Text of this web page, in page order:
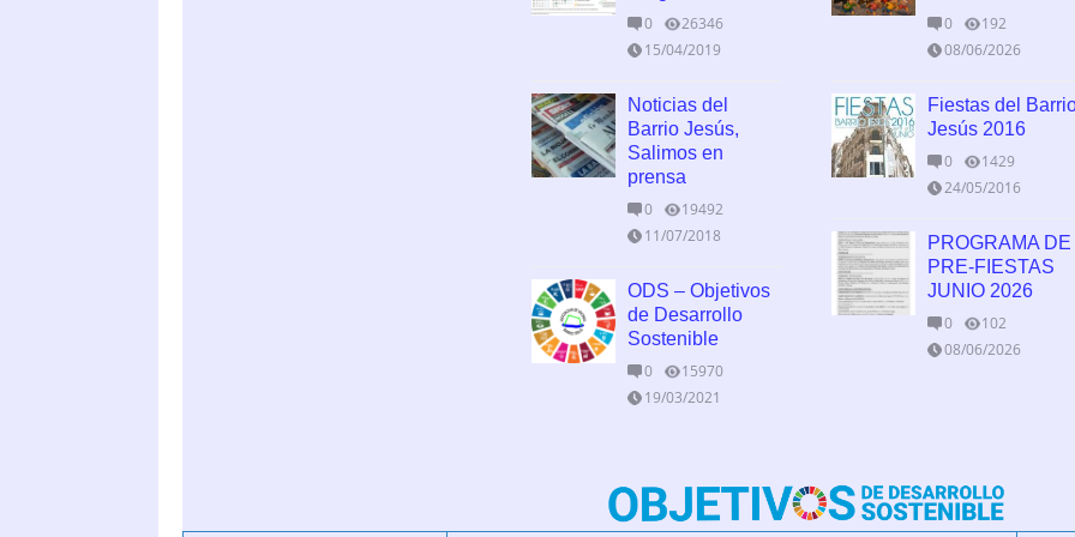
0
26346
15/04/2019
Noticias del
Barrio Jesús,
Salimos en
prensa
0
19492
11/07/2018
ODS – Objetivos
de Desarrollo
Sostenible
0
15970
19/03/2021
0
192
08/06/2026
Fiestas del
Jesús 2016
0
1429
24/05/2016
PROGRAMA DE
PRE-FIESTAS
JUNIO 2026
0
102
08/06/2026